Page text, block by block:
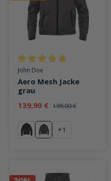
Durchschnittliche Bewertung
John Doe
Aero Mesh Jacke
grau
139,90 € 199,00 €
schwarzgrau
+1